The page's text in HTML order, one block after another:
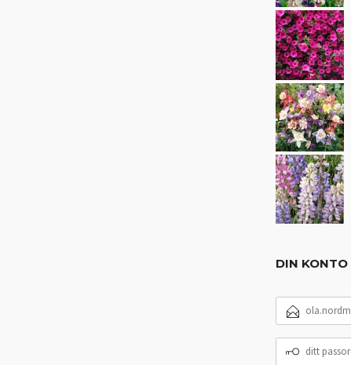
DIN KONTO
POSTADRESSE
PASSORD